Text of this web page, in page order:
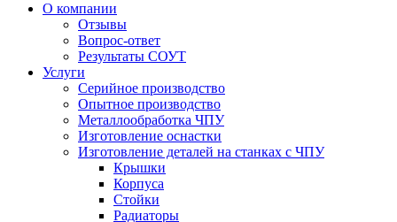
О компании
Отзывы
Вопрос-ответ
Результаты СОУТ
Услуги
Серийное производство
Опытное производство
Металлообработка ЧПУ
Изготовление оснастки
Изготовление деталей на станках с ЧПУ
Крышки
Корпуса
Стойки
Радиаторы